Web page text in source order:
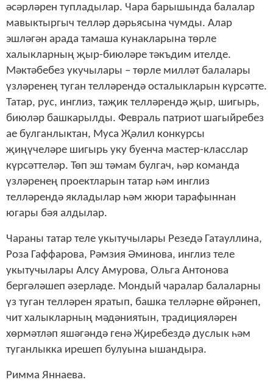
әсәрләрен тупладылар. Чара барышында балалар
мавыктыргыч телләр дәрьясына чумды. Алар
эшләгән арада тамаша кунакларына төрле
халыкларның җыр-биюләре тәкъдим ителде.
Мәктәбебез укучылары – төрле милләт балалары
үзләренең туган телләрендә осталыкларын күрсәтте.
Татар, рус, инглиз, таҗик телләрендә җыр, шигырь,
биюләр башкарылды. Февраль патриот шагыйребез
ае булганлыктан, Муса Җәлил конкурсы
җиңүчеләре шигырь уку буенча мастер-класслар
күрсәттеләр. Төп эш тәмам булгач, һәр команда
үзләренең проектларын татар һәм инглиз
телләрендә якладылар һәм жюри тарафыннан
югары бәя алдылар.
Чараны татар теле укытучылары Резедә Гатауллина,
Роза Гаффарова, Рәмзия Әминова, инглиз теле
укытучылары Алсу Амурова, Ольга Антонова
бергәләшеп әзерләде. Мондый чаралар балаларны
үз туган телләрен яратып, башка телләрне өйрәнеп,
чит халыкларның мәдәниятын, традицияләрен
хөрмәтләп яшәгәндә генә Җиребездә дуслык һәм
туганлыкка ирешеп булуына ышандыра.
Римма Яннаева.